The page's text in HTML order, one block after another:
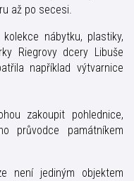
až po secesi.
nábytku, plastiky,
Riegrovy dcery Libuše
například výtvarnice
zakoupit pohlednice,
průvodce památníkem
není jediným objektem